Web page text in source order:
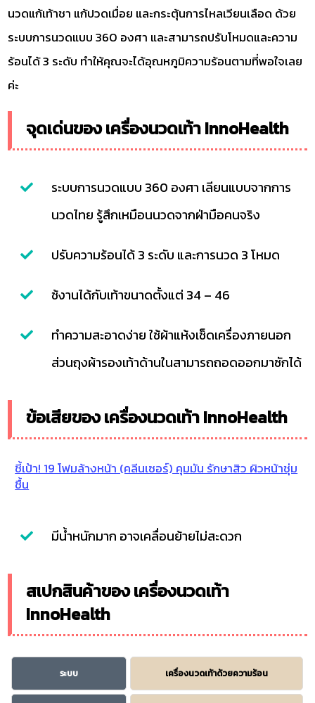
นวดแก้เท้าชา แก้ปวดเมื่อย และกระตุ้นการไหลเวียนเลือด ด้วย
ระบบการนวดแบบ 360 องศา และสามารถปรับโหมดและความ
ร้อนได้ 3 ระดับ ทำให้คุณจะได้อุณหภูมิความร้อนตามที่พอใจเลย
ค่ะ
จุดเด่นของ เครื่องนวดเท้า InnoHealth
ระบบการนวดแบบ 360 องศา เลียนแบบจากการ
นวดไทย รู้สึกเหมือนนวดจากฝ่ามือคนจริง
ปรับความร้อนได้ 3 ระดับ และการนวด 3 โหมด
ช้งานได้กับเท้าขนาดตั้งแต่ 34 – 46
ทำความสะอาดง่าย ใช้ผ้าแห้งเช็ดเครื่องภายนอก
ส่วนถุงผ้ารองเท้าด้านในสามารถถอดออกมาซักได้
ข้อเสียของ เครื่องนวดเท้า InnoHealth
ชี้เป้า! 19 โฟมล้างหน้า (คลีนเซอร์) คุมมัน รักษาสิว ผิวหน้าชุ่ม
ชื้น
มีน้ำหนักมาก อาจเคลื่อนย้ายไม่สะดวก
สเปกสินค้าของ เครื่องนวดเท้า
InnoHealth
ระบบ เครื่องนวดเท้าด้วยความร้อน